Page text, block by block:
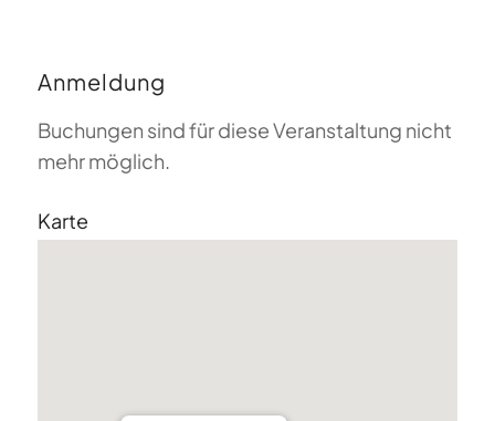
Anmeldung
Buchungen sind für diese Veranstaltung nicht
mehr möglich.
Karte